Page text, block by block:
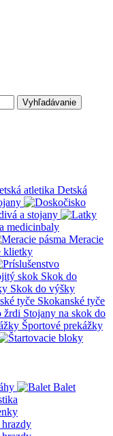
Vyhľadávanie
Detská
a stojany
medicinbaly
Meracie
klietky
Skok do
Skok do výšky
Skokanské tyče
Stojany na skok do
Športové prekážky
Balet